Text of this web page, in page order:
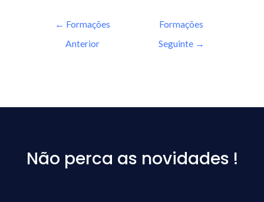
← Formações
Anterior
Formações
Seguinte →
Não perca as novidades !